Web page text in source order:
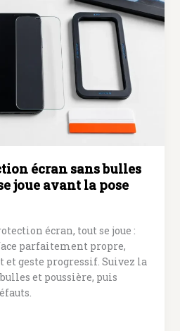
écran sans bulles
joue avant la pose
écran, tout se joue :
parfaitement propre,
et geste progressif. Suivez la
et poussière, puis